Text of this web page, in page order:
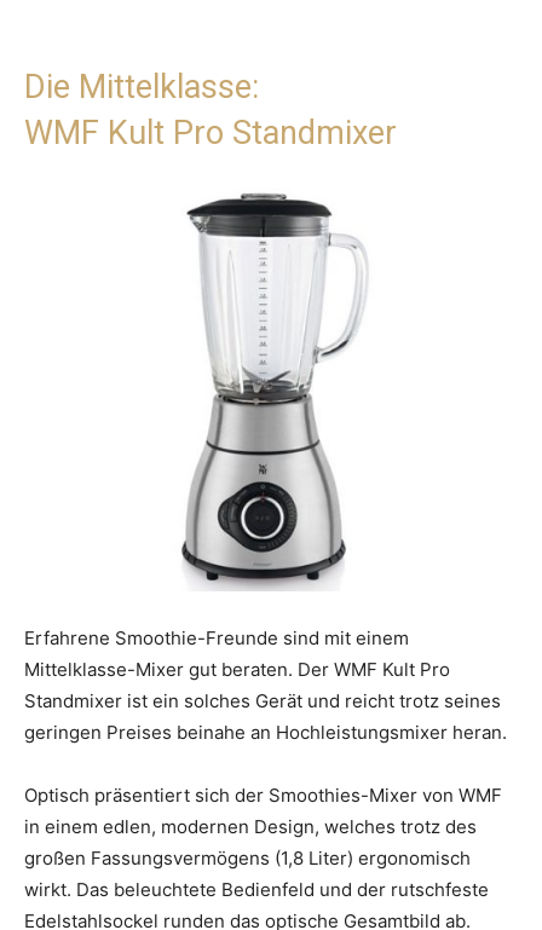
Die Mittelklasse:
WMF Kult Pro Standmixer
Erfahrene Smoothie-Freunde sind mit einem
Mittelklasse-Mixer gut beraten. Der WMF Kult Pro
Standmixer ist ein solches Gerät und reicht trotz seines
geringen Preises beinahe an Hochleistungsmixer heran.
Optisch präsentiert sich der Smoothies-Mixer von WMF
in einem edlen, modernen Design, welches trotz des
großen Fassungsvermögens (1,8 Liter) ergonomisch
wirkt. Das beleuchtete Bedienfeld und der rutschfeste
Edelstahlsockel runden das optische Gesamtbild ab.